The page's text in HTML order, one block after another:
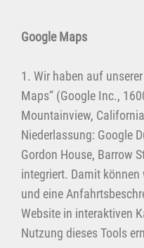
Google Maps
1. Wir haben auf
Maps“ (Google Inc.,
Mountainview,
Niederlassung: Google
Gordon House, Barrow
integriert. Damit können
und eine
Website in interaktiven
Nutzung dieses Tools